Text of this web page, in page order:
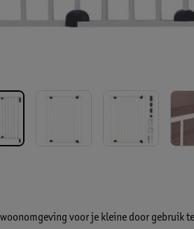
voor je kleine door gebruik